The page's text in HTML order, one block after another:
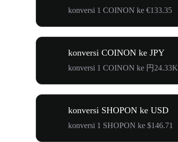
konversi 1 COINON ke €133.35
konversi COINON ke JPY
konversi 1 COINON ke 円24.33K
konversi SHOPON ke USD
konversi 1 SHOPON ke $146.71